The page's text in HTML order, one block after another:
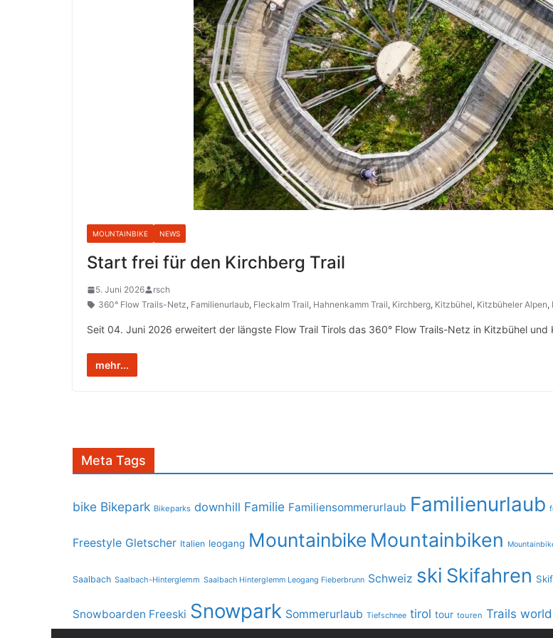
MOUNTAINBIKE NEWS
Start frei für den Kirchberg Trail
5. Juni 2026
rsch
360° Flow Trails-Netz, Familienurlaub, Fleckalm Trail, Hahnenkamm Trail, Kirchberg, Kitzbühel, Kitzbüheler Alpen,
Seit 04. Juni 2026 erweitert der längste Flow Trail Tirols das 360° Flow Trails-Netz in Kitzbühel und
mehr...
Meta Tags
bike Bikepark Bikeparks downhill Familie Familiensommerurlaub Familienurlaub
Freestyle Gletscher Italien leogang Mountainbike Mountainbiken
Saalbach Saalbach-Hinterglemm Saalbach Hinterglemm Leogang Fieberbrunn Schweiz ski Skifahren
Snowboarden Freeski Snowpark Sommerurlaub Tiefschnee tirol tour touren Trails world